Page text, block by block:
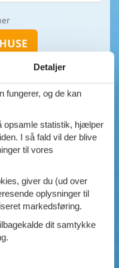
Detaljer
fungerer, og de kan
opsamle statistik, hjælper
I så fald vil der blive
til vores
giver du (ud over
oplysninger til
markedsføring.
dit samtykke